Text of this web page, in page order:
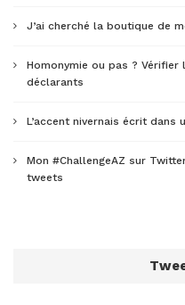
J’ai cherché la boutique de
Homonymie ou pas ? Vérifier
déclarants
L’accent nivernais écrit dans
Mon #ChallengeAZ sur
tweets